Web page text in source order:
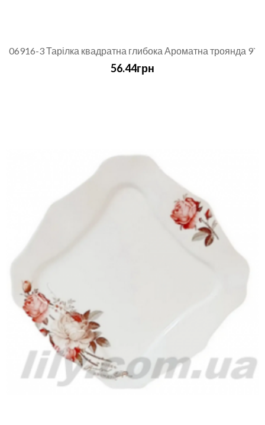
06916-3 Тарілка квадратна глибока Ароматна троянда 9`
56.44грн